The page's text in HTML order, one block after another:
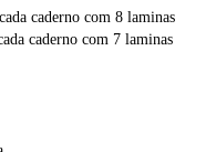
caderno com 8 laminas
caderno com 7 laminas